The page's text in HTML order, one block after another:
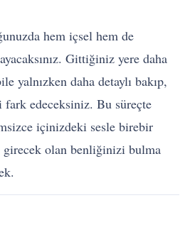
hem içsel hem de
Gittiğiniz yere daha
yalnızken daha detaylı bakıp,
edeceksiniz. Bu süreçte
içinizdeki sesle birebir
girecek olan benliğinizi bulma